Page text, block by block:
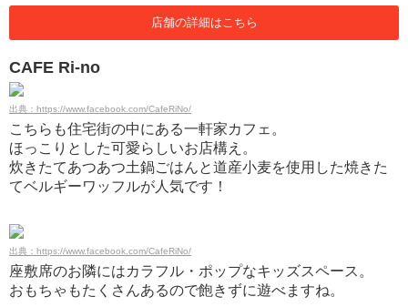
店舗の詳細はこちら
CAFE Ri-no
出典：https://www.facebook.com/CafeRiNo/
こちらも住宅街の中にある一軒家カフェ。
ほっこりとした可愛らしいお店構え。
炊きたてあつあつ土鍋ごはんと道産小麦を使用した焼きた
てベルギーワッフルが人気です！
出典：https://www.facebook.com/CafeRiNo/
座敷席のお隣にはカラフル・ポップなキッズスペース。
おもちゃもたくさんあるので飽きずに遊べますね。